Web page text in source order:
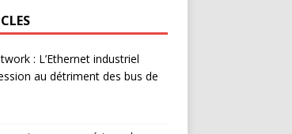
: L’Ethernet industriel
au détriment des bus de